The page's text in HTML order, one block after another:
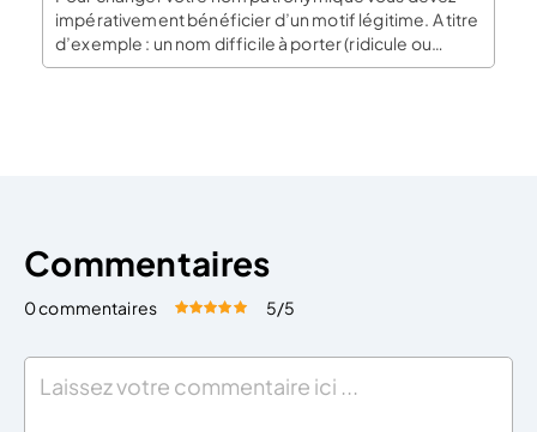
impérativement bénéficier d’un motif légitime. A titre
d’exemple : un nom difficile à porter (ridicule ou
péjoratif), un nom très célèbre dans les médias et qui
Commentaires
0 commentaires Évaluez cet article:
5/5